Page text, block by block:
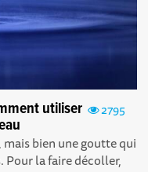
2795
utiliser
mais bien une goutte qui
la faire décoller,